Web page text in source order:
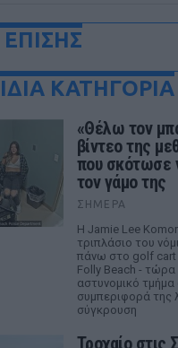
ΕΠΙΣΗΣ
ΚΑΤΗΓΟΡΙΑ
«Θέλω τον
βίντεο της
που σκότωσε
τον γάμο της
ΣΉΜΕΡΑ
Η Jamie Lee
τριπλάσιο του
πάνω στο golf
Folly Beach - τώρα
αστυνομικό
συμπεριφορά της
σύγκρουση
Τροχαίο στις